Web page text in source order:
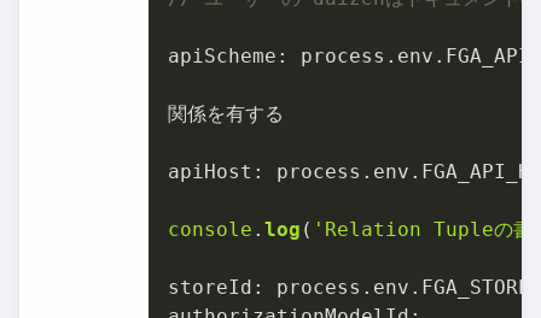
apiScheme : process. env .
関係を有する
apiHost : process. env .
console . log ( 'Relation Tupleの
storeId : process. env .